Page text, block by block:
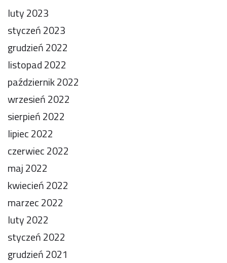
luty 2023
styczeń 2023
grudzień 2022
listopad 2022
październik 2022
wrzesień 2022
sierpień 2022
lipiec 2022
czerwiec 2022
maj 2022
kwiecień 2022
marzec 2022
luty 2022
styczeń 2022
grudzień 2021